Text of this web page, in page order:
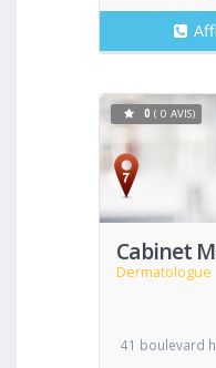
Cabinet
Dermatologue
0 ( 0 AVIS)
41 boulevard